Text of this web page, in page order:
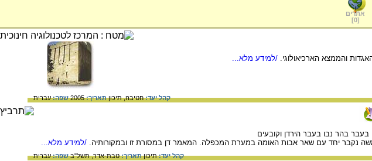
אתרים
[
0
]
והממצא הארכיאולוגי. /למידע מלא...
קהל יעד:חטיבה,תיכוןתאריך:2005 שפה:עברית
בהר נבו בעבר הירדן וקובעים
נקבר יחד עם שאר אבות האומה במערת המכפלה. המאמר דן במסורת זו ובמקורותיה. /למידע מלא...
קהל יעד:תיכוןתאריך:טבת-אדר, תשל"בשפה:עברית